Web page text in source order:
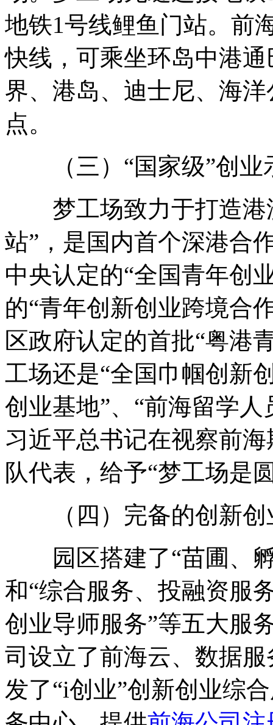
地铁1号线鲤鱼门站。前
快线，可乘坐环岛中港
界、港岛、迪士尼、海
点。
（三）“国家级”创业
梦工场致力于打造港
站”，是国内首个深港合
中央认定的“全国青年创
的“青年创新创业跨境合
区政府认定的首批“粤港
工场还是“全国巾帼创新
创业基地”、“前海留学人
习近平总书记在视察前
队代表，给予“梦工场是
（四）完备的创新创
园区搭建了“苗圃、孵
和“综合服务、投融资服
创业导师服务”等五大服
司设立了前海云、数据
发了“i创业”创新创业综